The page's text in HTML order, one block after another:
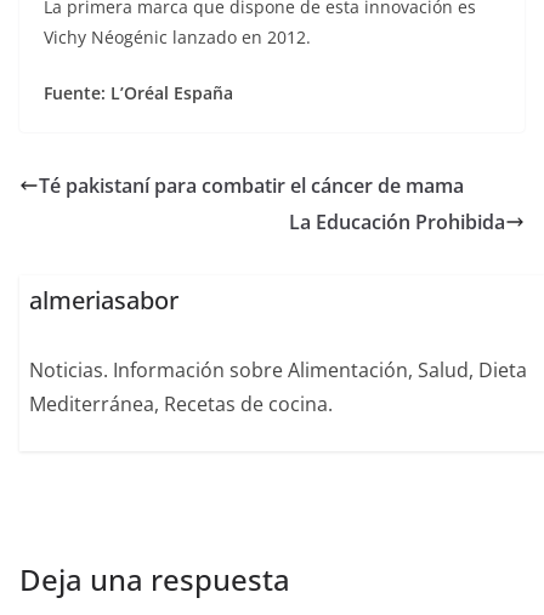
La primera marca que dispone de esta innovación es
Vichy Néogénic lanzado en 2012.
Fuente: L’Oréal España
Té pakistaní para combatir el cáncer de mama
La Educación Prohibida
almeriasabor
Noticias. Información sobre Alimentación, Salud, Dieta
Mediterránea, Recetas de cocina.
Deja una respuesta